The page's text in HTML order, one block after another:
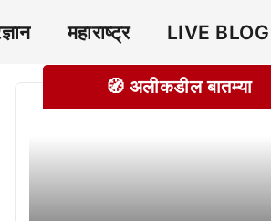
महाराष्ट्र LIVE BLOG
🧭 अलीकडील बातम्या